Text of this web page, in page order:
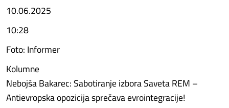
10.06.2025
10:28
Foto: Informer
Kolumne
Nebojša Bakarec: Sabotiranje izbora Saveta REM –
Antievropska opozicija sprečava evrointegracije!